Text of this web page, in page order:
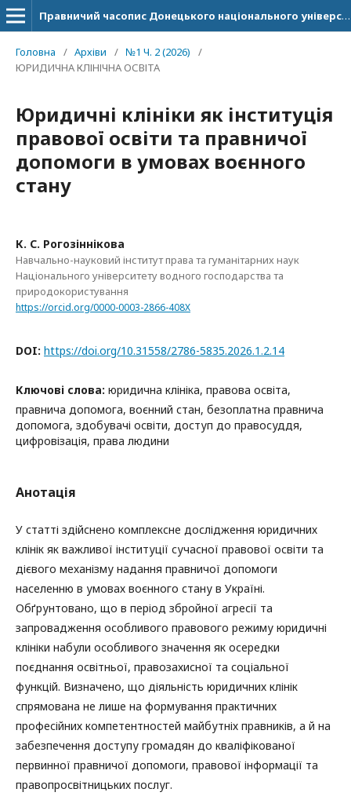
Правничий часопис Донецького національного університету імені Василя Стуса
Головна / Архіви / №1 Ч. 2 (2026)
/
ЮРИДИЧНА КЛІНІЧНА ОСВІТА
Юридичні клініки як інституція
правової освіти та правничої
допомоги в умовах воєнного
стану
К. С. Рогозіннікова
Навчально-науковий інститут права та гуманітарних наук
Національного університету водного господарства та
природокористування
https://orcid.org/0000-0003-2866-408X
DOI: https://doi.org/10.31558/2786-5835.2026.1.2.14
Ключові слова: юридична клініка, правова освіта,
правнича допомога, воєнний стан, безоплатна правнича
допомога, здобувачі освіти, доступ до правосуддя,
цифровізація, права людини
Анотація
У статті здійснено комплексне дослідження юридичних
клінік як важливої інституції сучасної правової освіти та
дієвого механізму надання правничої допомоги
населенню в умовах воєнного стану в Україні.
Обґрунтовано, що в період збройної агресії та
запровадження особливого правового режиму юридичні
клініки набули особливого значення як осередки
поєднання освітньої, правозахисної та соціальної
функцій. Визначено, що діяльність юридичних клінік
спрямована не лише на формування практичних
професійних компетентностей майбутніх правників, а й на
забезпечення доступу громадян до кваліфікованої
первинної правничої допомоги, правової інформації та
правопросвітницьких послуг.